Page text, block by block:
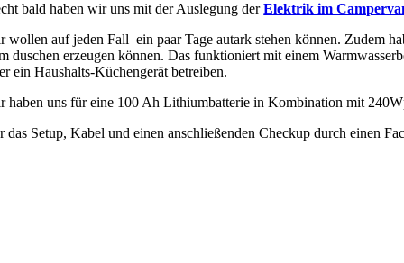
bald haben wir uns mit der Auslegung derElektrik im
wollen auf jeden Fall ein paar Tage autark stehen können. Zudem
duschen erzeugen können. Das funktioniert mit einem
ein Haushalts-Küchengerät betreiben.
haben uns für eine 100 Ah Lithiumbatterie in Kombination mit
das Setup, Kabel und einen anschließenden Checkup durch einen